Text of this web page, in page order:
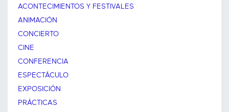
ACONTECIMIENTOS Y FESTIVALES
ANIMACIÓN
CONCIERTO
CINE
CONFERENCIA
ESPECTÁCULO
EXPOSICIÓN
PRÁCTICAS